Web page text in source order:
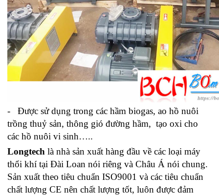
- Được sử dụng trong các hầm biogas, ao hồ nuôi
trồng thuỷ sản, thông gió đường hầm, tạo oxi cho
các hồ nuôi vi sinh…..
Longtech là nhà sản xuất hàng đầu về các loại máy
thổi khí tại Đài Loan nói riêng và Châu Á nói chung.
Sản xuất theo tiêu chuẩn ISO9001 và các tiêu chuẩn
chất lượng CE nên chất lượng tốt, luôn được đảm